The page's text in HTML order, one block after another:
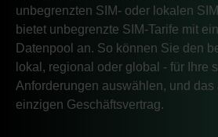
unbegrenzten SIM- oder lokalen
bietet unbegrenzte SIM-Tarife mit
Datenpool an. So können Sie den
lokal, regional oder global - für Ihre
Anforderungen auswählen, und das
einzigen Geschäftsvertrag.